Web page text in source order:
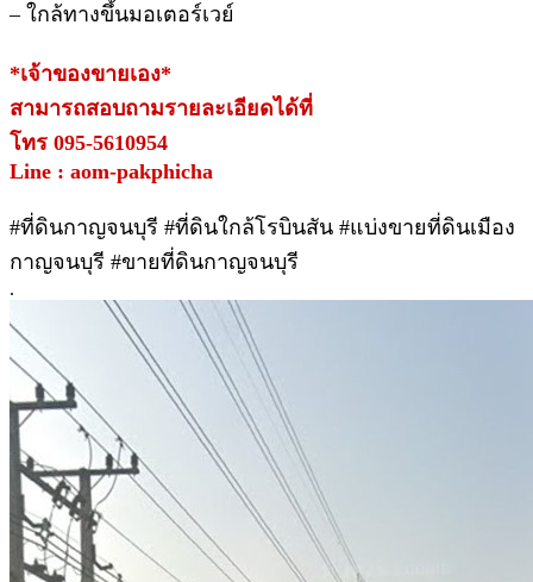
– ใกล้ทางขึ้นมอเตอร์เวย์
*เจ้าของขายเอง*
สามารถสอบถามรายละเอียดได้ที่
โทร 095-5610954
Line : aom-pakphicha
#ที่ดินกาญจนบุรี #ที่ดินใกล้โรบินสัน #แบ่งขายที่ดินเมือง
กาญจนบุรี #ขายที่ดินกาญจนบุรี
.